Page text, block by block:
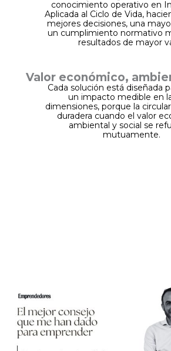
conocimiento operativo en
Aplicada al Ciclo de Vida,
mejores decisiones, una
un cumplimiento normativo
resultados de mayor
Valor económico,
Cada solución está diseñada
un impacto medible en
dimensiones, porque la
duradera cuando el valor
ambiental y social se
mutuamente.